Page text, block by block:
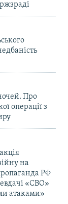
Про
операції з
на
РФ
«СВО»
атаками»